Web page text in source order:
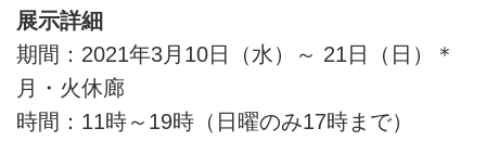
展示詳細
期間：2021年3月10日（水）～ 21日（日）＊
月・火休廊
時間：11時～19時（日曜のみ17時まで）